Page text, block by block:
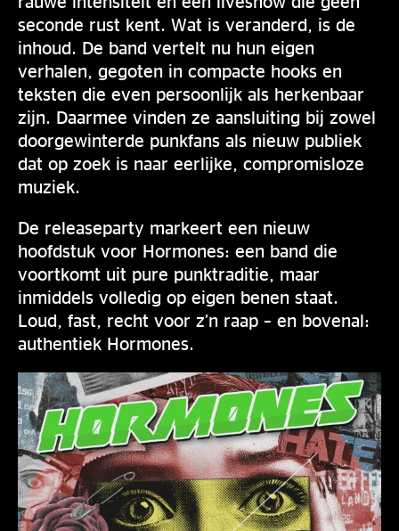
seconde rust kent. Wat is veranderd, is de
inhoud. De band vertelt nu hun eigen
verhalen, gegoten in compacte hooks en
teksten die even persoonlijk als herkenbaar
zijn. Daarmee vinden ze aansluiting bij zowel
doorgewinterde punkfans als nieuw publiek
dat op zoek is naar eerlijke, compromisloze
muziek.
De releaseparty markeert een nieuw
hoofdstuk voor Hormones: een band die
voortkomt uit pure punktraditie, maar
inmiddels volledig op eigen benen staat.
Loud, fast, recht voor z’n raap – en bovenal:
authentiek Hormones.